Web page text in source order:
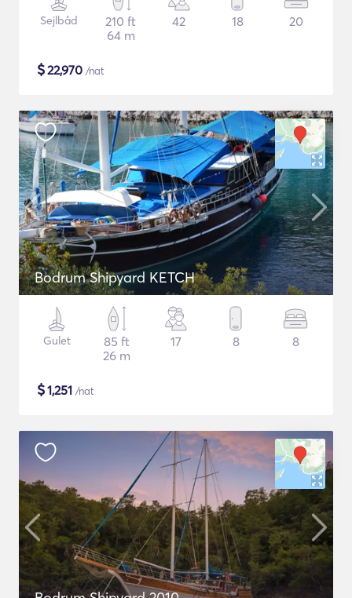
Sejlbåd
210 ft
64 m
42 18 20
$22,970 /nat
Bodrum Shipyard KETCH
Gulet
85 ft
26 m
17 8 8
$1,251 /nat